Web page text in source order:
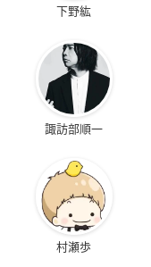
下野紘
諏訪部順一
村瀬歩